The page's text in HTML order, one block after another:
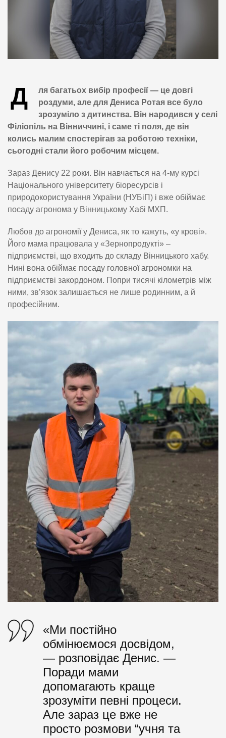
Д
ля багатьох вибір професії — це довгі
роздуми, але для Дениса Ротая все було
зрозуміло з дитинства. Він народився у селі
Філіопіль на Вінниччині, і саме ті поля, де він
колись малим спостерігав за роботою техніки,
сьогодні стали його робочим місцем.
Зараз Денису 22 роки. Він навчається на 4-му курсі
Національного університету біоресурсів і
природокористування України (НУБіП) і вже обіймає
посаду агронома у Вінницькому Хабі МХП.
Любов до агрономії у Дениса, як то кажуть, «у крові».
Його мама працювала у «Зернопродукті» –
підприємстві, що входить до складу Вінницького хабу.
Нині вона обіймає посаду головної агрономки на
підприємстві закордоном. Попри тисячі кілометрів між
ними, зв’язок залишається не лише родинним, а й
професійним.
«Ми постійно
обмінюємося досвідом,
— розповідає Денис. —
Поради мами
допомагають краще
зрозуміти певні процеси.
Але зараз це вже не
просто розмови “учня та